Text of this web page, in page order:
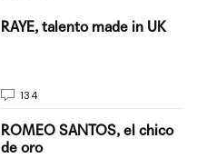
RAYE, talento made in UK
134
ROMEO SANTOS, el chico
de oro